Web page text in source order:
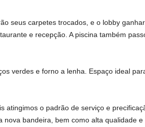
seus carpetes trocados, e o lobby
e recepção. A piscina também
verdes e forno a lenha. Espaço ideal
atingimos o padrão de serviço e
bandeira, bem como alta qualidade